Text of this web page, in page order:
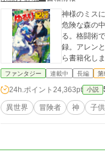
神様のミス
危険な森の
る。格闘術
録。アレンとエレ
ら書籍化し
ファンタジー 連載中 長編 第
24h.ポイント 24,363pt 小説
異世界 冒険者 神 子供